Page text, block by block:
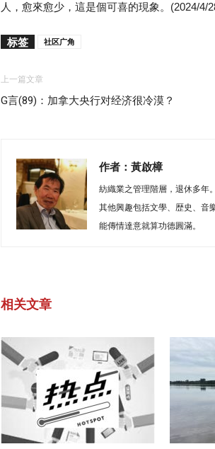
人，愈來愈少，這是個可喜的現象。(2024/4/
标签 社区广角
上一篇文章
G言(89)：加拿大央行对经济很冷漠？
作者：黃啟樟
紡織業之管理階層，退休多年
其他興趣包括文學、歴史、音
能傳情達意就算功德圓滿。
相关文章